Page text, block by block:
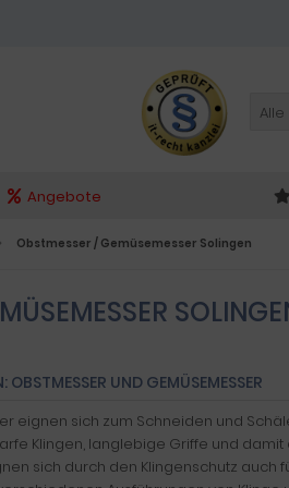
Alle
Angebote
Obstmesser / Gemüsemesser Solingen
UND GEMÜSEMESSER
eignen sich zum Schneiden und
Klingen, langlebige Griffe und
sich durch den Klingenschutz auch